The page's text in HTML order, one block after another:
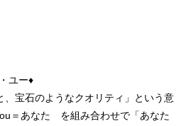
ユー♦︎
、宝石のようなクオリティ」という意
＝あなた を組み合わせで「あなた